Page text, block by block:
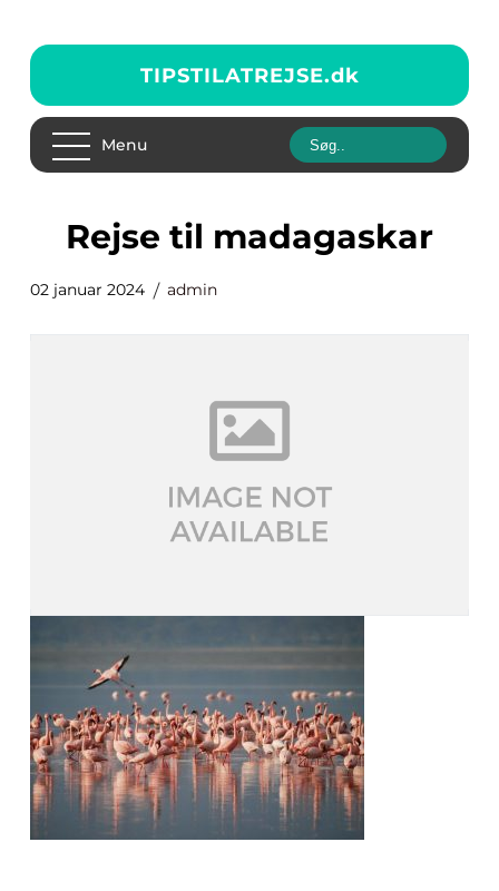
TIPSTILATREJSE.dk
Menu
rejse til madagaskar
02 januar 2024 admin